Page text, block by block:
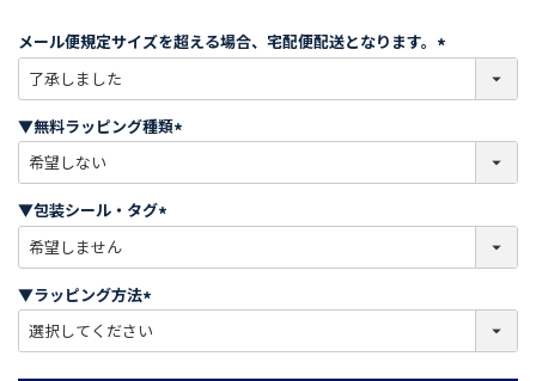
メール便規定サイズを超える場合、宅配便配送となります。
必
)
▼無料ラッピング種類
必
)
▼包装シール・タグ
必
)
▼ラッピング方法
必